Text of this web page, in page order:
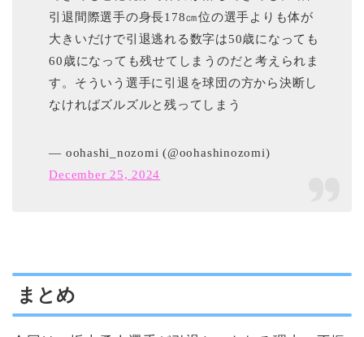
引退間際選手の身長178㎝位の選手よりも体が
大きいだけで引退逃れる数字は50歳になっても
60歳になっても残せてしまうのだと考えられま
す。そういう選手に引退を球団の方から決断し
なければズルズルと残ってしまう
— oohashi_nozomi (@oohashinozomi)
December 25, 2024
まとめ